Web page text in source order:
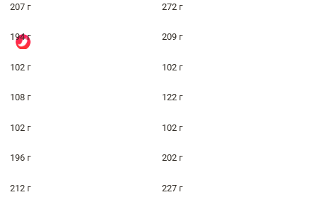
207 г 272 г
194 г 209 г
102 г 102 г
108 г 122 г
102 г 102 г
196 г 202 г
212 г 227 г